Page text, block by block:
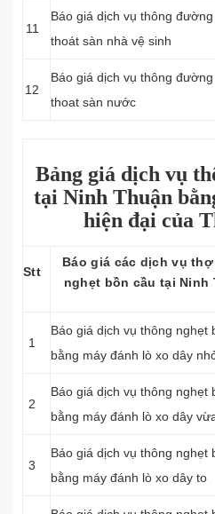
11
Báo giá dịch vụ thông
thoát sàn nhà vệ sinh
12
Báo giá dịch vụ thông
thoat sàn nước
Bảng giá dịch vụ
tại Ninh Thuận
hiện đại của
Stt
Báo giá các dịch vụ
nghẹt bồn cầu tại Ninh
1
Báo giá dịch vụ thông nghẹt
bằng máy đánh lò xo dây
2
Báo giá dịch vụ thông nghẹt
bằng máy đánh lò xo dây
3
Báo giá dịch vụ thông nghẹt
bằng máy đánh lò xo dây to